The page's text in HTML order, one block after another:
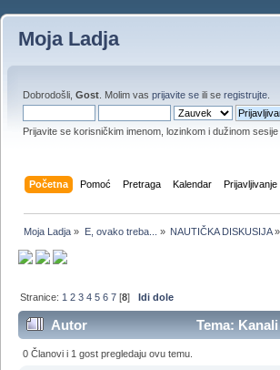
Moja Ladja
Dobrodošli, Gost . Molim vas prijavite se ili se registrujte
Prijavite se korisničkim imenom, lozinkom i dužinom sesije
Početna Pomoć Pretraga Kalendar Prijavljivanje
Moja Ladja » E, ovako treba... » NAUTIČKA DISKUSIJA»
Stranice: 1 2 3 4 5 6 7 [8]Idi dole
Autor Tema:
0 Članovi i 1 gost pregledaju ovu temu.